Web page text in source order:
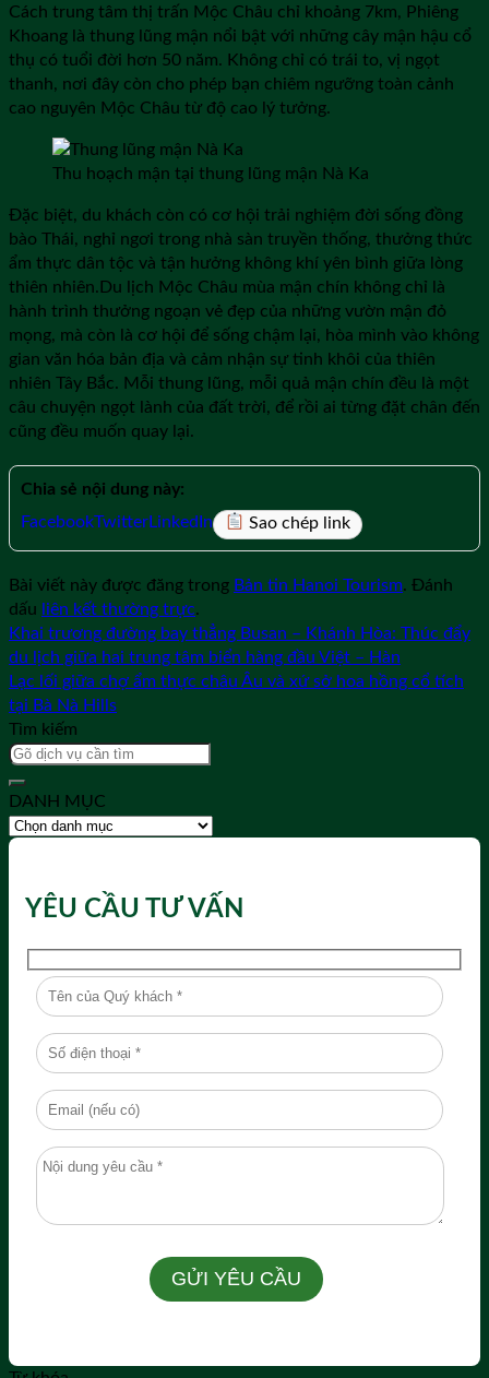
Cách trung tâm thị trấn Mộc Châu chỉ khoảng 7km, Phiêng
Khoang là thung lũng mận nổi bật với những cây mận hậu cổ
thụ có tuổi đời hơn 50 năm. Không chỉ có trái to, vị ngọt
thanh, nơi đây còn cho phép bạn chiêm ngưỡng toàn cảnh
cao nguyên Mộc Châu từ độ cao lý tưởng.
Thu hoạch mận tại thung lũng mận Nà Ka
Đặc biệt, du khách còn có cơ hội trải nghiệm đời sống đồng
bào Thái, nghỉ ngơi trong nhà sàn truyền thống, thưởng thức
ẩm thực dân tộc và tận hưởng không khí yên bình giữa lòng
thiên nhiên.Du lịch Mộc Châu mùa mận chín không chỉ là
hành trình thưởng ngoạn vẻ đẹp của những vườn mận đỏ
mọng, mà còn là cơ hội để sống chậm lại, hòa mình vào không
gian văn hóa bản địa và cảm nhận sự tinh khôi của thiên
nhiên Tây Bắc. Mỗi thung lũng, mỗi quả mận chín đều là một
câu chuyện ngọt lành của đất trời, để rồi ai từng đặt chân đến
cũng đều muốn quay lại.
Chia sẻ nội dung này:
FacebookTwitterLinkedIn Sao chép link
Bài viết này được đăng trong Bản tin Hanoi Tourism. Đánh
dấu
liên kết thường trực.
Khai trương đường bay thẳng Busan – Khánh Hòa: Thúc đẩy
du lịch giữa hai trung tâm biển hàng đầu Việt – Hàn
Lạc lối giữa chợ ẩm thực châu Âu và xứ sở hoa hồng cổ tích
tại Bà Nà Hills
Tìm kiếm
DANH MỤC
DANH
MỤC
YÊU CẦU TƯ VẤN